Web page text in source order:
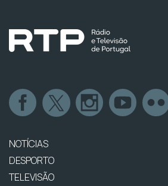
NOTÍCIAS
DESPORTO
TELEVISÃO